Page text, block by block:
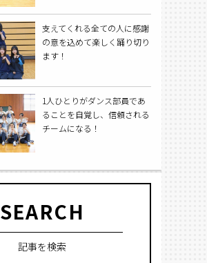
支えてくれる全ての人に感謝
の意を込めて楽しく踊り切り
ます！
1人ひとりがダンス部員であ
ることを自覚し、信頼される
チームになる！
SEARCH
記事を検索